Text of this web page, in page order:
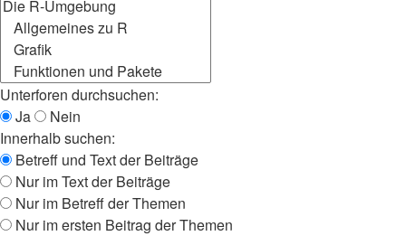
Unterforen durchsuchen:
Ja
Nein
Innerhalb suchen:
Betreff und Text der Beiträge
Nur im Text der Beiträge
Nur im Betreff der Themen
Nur im ersten Beitrag der Themen